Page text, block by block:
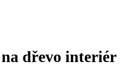
dřevo interiér